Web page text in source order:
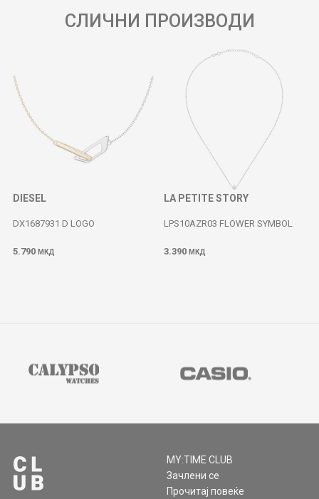
СЛИЧНИ ПРОИЗВОДИ
DIESEL
DX1687931 D LOGO
5.790 МКД
LA PETITE STORY
LPS10AZR03 FLOWER SYMBOL
3.390 МКД
MY:TIME CLUB
Зачлени се
Прочитај повеќе